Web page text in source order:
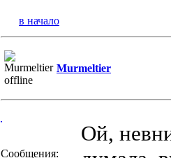
в начало
Murmeltier
Сообщения:
Ой,